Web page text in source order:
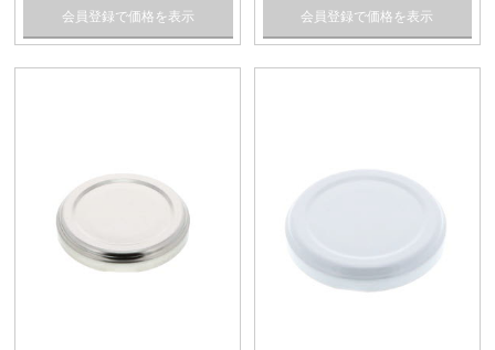
会員登録で価格を表示 会員登録で価格を表示